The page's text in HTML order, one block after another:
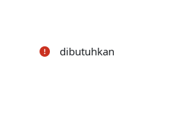
dibutuhkan